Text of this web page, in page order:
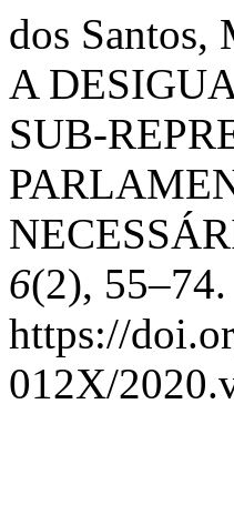
dos
A
SUB-
6(2), 55–74.
https://
012X/